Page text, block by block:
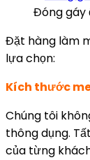
Đóng gáy
Đặt hàng làm
lựa chọn:
Kích thước
Chúng tôi
thông dụng.
của từng